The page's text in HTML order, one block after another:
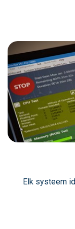
Elk systeem